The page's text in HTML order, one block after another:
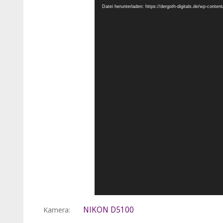
Datei herunterladen: https://dergoth-digitals.de/wp-
Kamera: NIKON D5100